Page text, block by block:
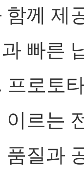
함께 제
빠른
프로토
르는
질과